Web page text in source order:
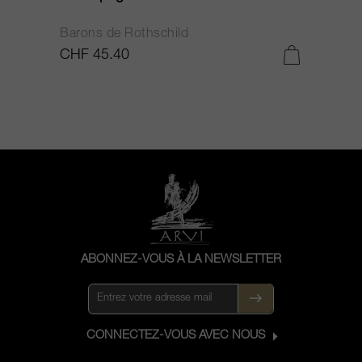
Barons de Rothschild
CHF 45.40
ABONNEZ-VOUS À LA NEWSLETTER
CONNECTEZ-VOUS AVEC NOUS